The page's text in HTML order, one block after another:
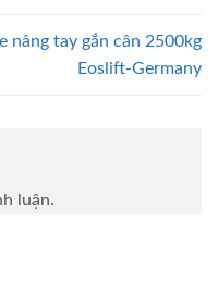
nâng tay gắn cân 2500kg
Eoslift-Germany
luận.